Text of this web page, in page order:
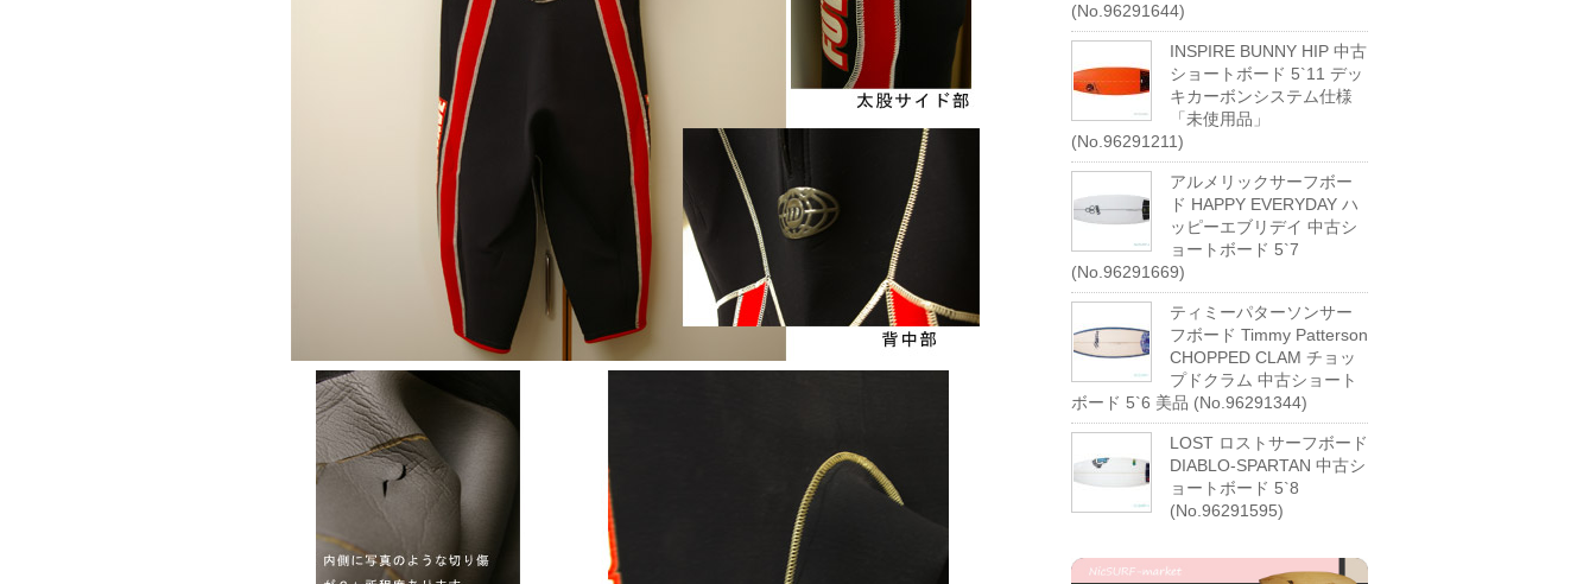
(No.96291644)
INSPIRE BUNNY HIP 中古
ショートボード 5`11 デッ
キカーボンシステム仕様
「未使用品」
(No.96291211)
アルメリックサーフボー
ド HAPPY EVERYDAY ハ
ッピーエブリデイ 中古シ
ョートボード 5`7
(No.96291669)
ティミーパターソンサー
フボード Timmy Patterson
CHOPPED CLAM チョッ
プドクラム 中古ショート
ボード 5`6 美品 (No.96291344)
LOST ロストサーフボード
DIABLO-SPARTAN 中古シ
ョートボード 5`8
(No.96291595)